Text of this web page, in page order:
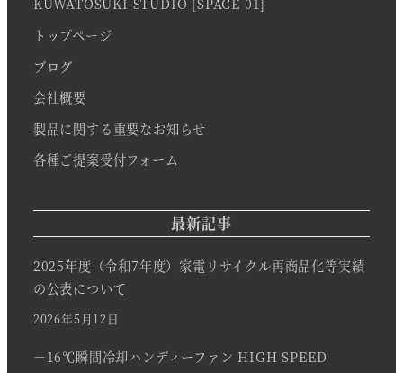
KUWATOSUKI STUDIO [SPACE 01]
トップページ
ブログ
会社概要
製品に関する重要なお知らせ
各種ご提案受付フォーム
最新記事
2025年度（令和7年度）家電リサイクル再商品化等実績
の公表について
2026年5月12日
－16℃瞬間冷却ハンディーファン HIGH SPEED